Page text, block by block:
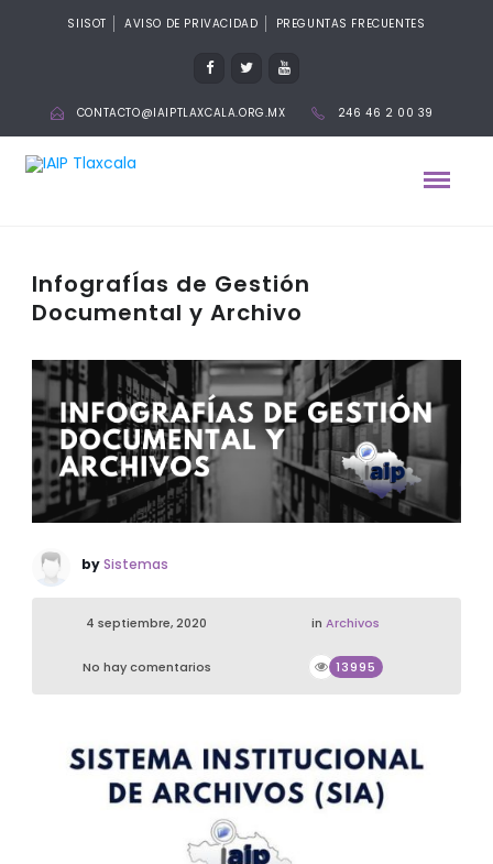
SIISOT AVISO DE PRIVACIDAD PREGUNTAS FRECUENTES
CONTACTO@IAIPTLAXCALA.ORG.MX 246 46 2 00 39
InfografÍas de Gestión
Documental y Archivo
bySistemas
4 septiembre, 2020 in Archivos
No hay comentarios 13995